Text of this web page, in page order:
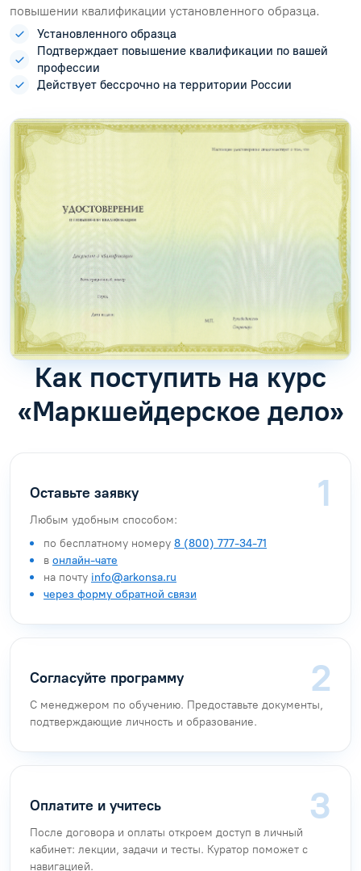
повышении квалификации установленного образца.
Установленного образца
Подтверждает повышение квалификации по вашей
профессии
Действует бессрочно на территории России
Как поступить на курс
«Маркшейдерское дело»
Оставьте заявку
Любым удобным способом:
по бесплатному номеру 8 (800) 777-34-71
в онлайн-чате
на почту info@arkonsa.ru
через форму обратной связи
Согласуйте программу
С менеджером по обучению. Предоставьте документы,
подтверждающие личность и образование.
Оплатите и учитесь
После договора и оплаты откроем доступ в личный
кабинет: лекции, задачи и тесты. Куратор поможет с
навигацией.